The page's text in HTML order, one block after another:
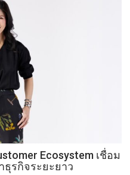
Ecosystem เชื่อม
รกิจระยะยาว